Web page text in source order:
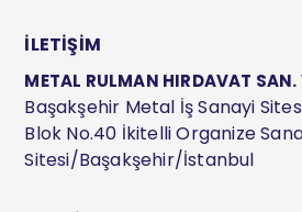
İLETİŞİM
METAL RULMAN HIRDAVAT SAN.
Başakşehir Metal İş Sanayi
Blok No.40 İkitelli Organize
Sitesi/Başakşehir/İstanbul